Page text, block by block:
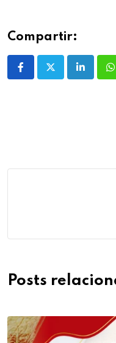
Compartir:
Posts